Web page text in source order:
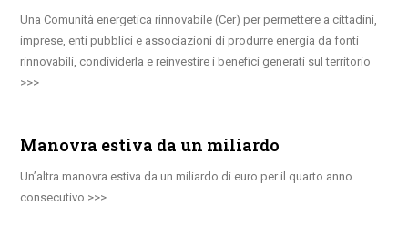
Una Comunità energetica rinnovabile (Cer) per permettere a cittadini,
imprese, enti pubblici e associazioni di produrre energia da fonti
rinnovabili, condividerla e reinvestire i benefici generati sul territorio
Manovra estiva da un miliardo
Un’altra manovra estiva da un miliardo di euro per il quarto anno
consecutivo